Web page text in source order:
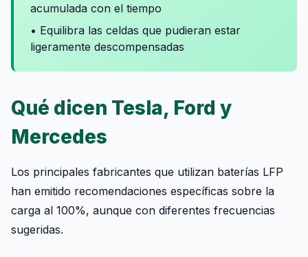
acumulada con el tiempo
• Equilibra las celdas que pudieran estar
ligeramente descompensadas
Qué dicen Tesla, Ford y
Mercedes
Los principales fabricantes que utilizan baterías LFP
han emitido recomendaciones específicas sobre la
carga al 100%, aunque con diferentes frecuencias
sugeridas.